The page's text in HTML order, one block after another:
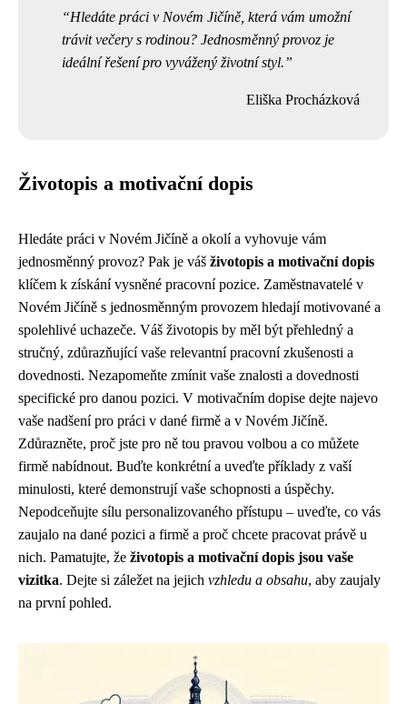
Hledáte práci v Novém Jičíně, která vám umožní
trávit večery s rodinou? Jednosměnný provoz je
ideální řešení pro vyvážený životní styl.
Eliška Procházková
Životopis a motivační dopis
Hledáte práci v Novém Jičíně a okolí a vyhovuje vám
jednosměnný provoz? Pak je váš životopis a motivační dopis
klíčem k získání vysněné pracovní pozice. Zaměstnavatelé v
Novém Jičíně s jednosměnným provozem hledají motivované a
spolehlivé uchazeče. Váš životopis by měl být přehledný a
stručný, zdůrazňující vaše relevantní pracovní zkušenosti a
dovednosti. Nezapomeňte zmínit vaše znalosti a dovednosti
specifické pro danou pozici. V motivačním dopise dejte najevo
vaše nadšení pro práci v dané firmě a v Novém Jičíně.
Zdůrazněte, proč jste pro ně tou pravou volbou a co můžete
firmě nabídnout. Buďte konkrétní a uveďte příklady z vaší
minulosti, které demonstrují vaše schopnosti a úspěchy.
Nepodceňujte sílu personalizovaného přístupu – uveďte, co vás
zaujalo na dané pozici a firmě a proč chcete pracovat právě u
nich. Pamatujte, že životopis a motivační dopis jsou vaše
vizitka. Dejte si záležet na jejich vzhledu a obsahu, aby zaujaly
na první pohled.